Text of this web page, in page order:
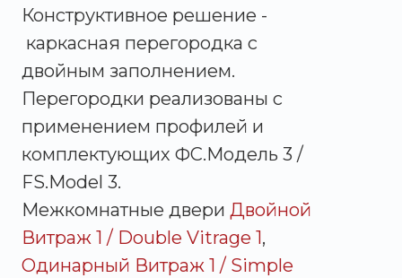
Конструктивное решение -
каркасная перегородка с
двойным заполнением.
Перегородки реализованы с
применением профилей и
комплектующих ФС.Модель 3 /
FS.Model 3.
Межкомнатные двери Двойной
Витраж 1 / Double Vitrage 1,
Одинарный Витраж 1 / Simple